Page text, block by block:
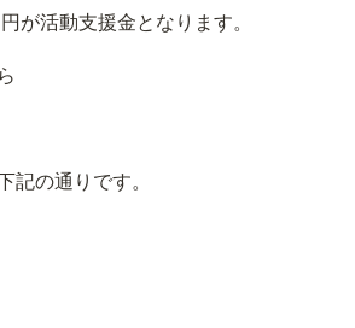
動支援金となります。
の通りです。